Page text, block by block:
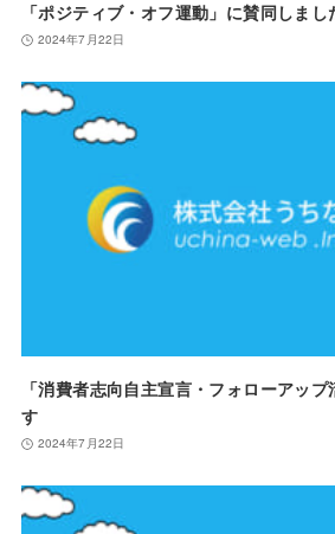
「ポジティブ・オフ運動」に賛同しまし
2024年7月22日
「消費者志向自主宣言・フォローアッ
す
2024年7月22日